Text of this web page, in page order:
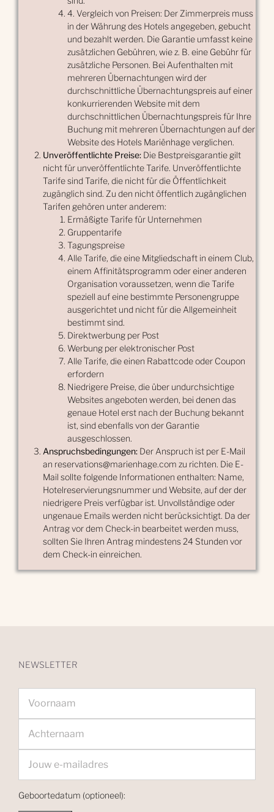
4. Vergleich von Preisen: Der Zimmerpreis muss
in der Währung des Hotels angegeben, gebucht
und bezahlt werden. Die Garantie umfasst keine
zusätzlichen Gebühren, wie z. B. eine Gebühr für
zusätzliche Personen. Bei Aufenthalten mit
mehreren Übernachtungen wird der
durchschnittliche Übernachtungspreis auf einer
konkurrierenden Website mit dem
durchschnittlichen Übernachtungspreis für Ihre
Buchung mit mehreren Übernachtungen auf der
Website des Hotels Mariënhage verglichen.
Unveröffentlichte Preise: Die Bestpreisgarantie gilt
nicht für unveröffentlichte Tarife. Unveröffentlichte
Tarife sind Tarife, die nicht für die Öffentlichkeit
zugänglich sind. Zu den nicht öffentlich zugänglichen
Tarifen gehören unter anderem:
Ermäßigte Tarife für Unternehmen
Gruppentarife
Tagungspreise
Alle Tarife, die eine Mitgliedschaft in einem Club,
einem Affinitätsprogramm oder einer anderen
Organisation voraussetzen, wenn die Tarife
speziell auf eine bestimmte Personengruppe
ausgerichtet und nicht für die Allgemeinheit
bestimmt sind.
Direktwerbung per Post
Werbung per elektronischer Post
Alle Tarife, die einen Rabattcode oder Coupon
erfordern
Niedrigere Preise, die über undurchsichtige
Websites angeboten werden, bei denen das
genaue Hotel erst nach der Buchung bekannt
ist, sind ebenfalls von der Garantie
ausgeschlossen.
Anspruchsbedingungen: Der Anspruch ist per E-Mail
an reservations@marienhage.com zu richten. Die E-
Mail sollte folgende Informationen enthalten: Name,
Hotelreservierungsnummer und Website, auf der der
niedrigere Preis verfügbar ist. Unvollständige oder
ungenaue Emails werden nicht berücksichtigt. Da der
Antrag vor dem Check-in bearbeitet werden muss,
sollten Sie Ihren Antrag mindestens 24 Stunden vor
dem Check-in einreichen.
NEWSLETTER
Geboortedatum (optioneel):